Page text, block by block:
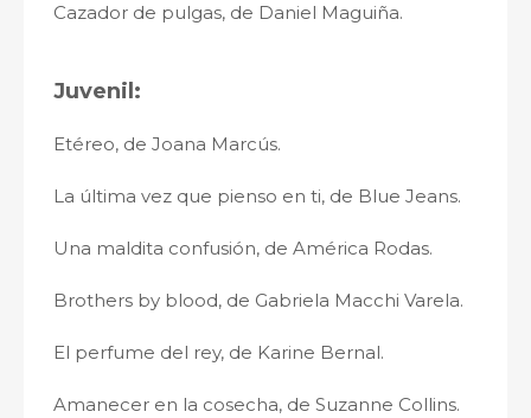
Cazador de pulgas, de Daniel Maguiña.
Juvenil:
Etéreo, de Joana Marcús.
La última vez que pienso en ti, de Blue Jeans.
Una maldita confusión, de América Rodas.
Brothers by blood, de Gabriela Macchi Varela.
El perfume del rey, de Karine Bernal.
Amanecer en la cosecha, de Suzanne Collins.